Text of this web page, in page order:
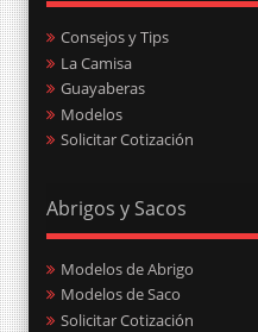
Consejos y Tips
La Camisa
Guayaberas
Modelos
Solicitar Cotización
Abrigos y Sacos
Modelos de Abrigo
Modelos de Saco
Solicitar Cotización